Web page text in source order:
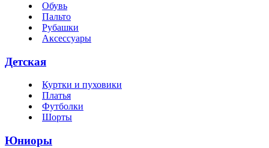
Обувь
Пальто
Рубашки
Аксессуары
Детская
Куртки и пуховики
Платья
Футболки
Шорты
Юниоры